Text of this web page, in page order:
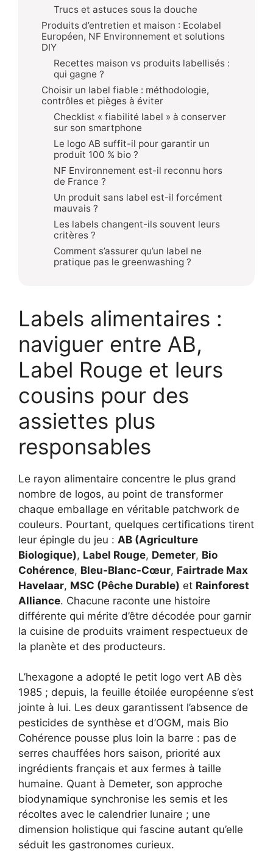
Trucs et astuces sous la douche
Produits d’entretien et maison : Ecolabel
Européen, NF Environnement et solutions
DIY
Recettes maison vs produits labellisés :
qui gagne ?
Choisir un label fiable : méthodologie,
contrôles et pièges à éviter
Checklist « fiabilité label » à conserver
sur son smartphone
Le logo AB suffit-il pour garantir un
produit 100 % bio ?
NF Environnement est-il reconnu hors
de France ?
Un produit sans label est-il forcément
mauvais ?
Les labels changent-ils souvent leurs
critères ?
Comment s’assurer qu’un label ne
pratique pas le greenwashing ?
Labels alimentaires :
naviguer entre AB,
Label Rouge et leurs
cousins pour des
assiettes plus
responsables
Le rayon alimentaire concentre le plus grand
nombre de logos, au point de transformer
chaque emballage en véritable patchwork de
couleurs. Pourtant, quelques certifications tirent
leur épingle du jeu : AB (Agriculture
Biologique), Label Rouge, Demeter, Bio
Cohérence, Bleu-Blanc-Cœur, Fairtrade Max
Havelaar, MSC (Pêche Durable) et Rainforest
Alliance. Chacune raconte une histoire
différente qui mérite d’être décodée pour garnir
la cuisine de produits vraiment respectueux de
la planète et des producteurs.
L’hexagone a adopté le petit logo vert AB dès
1985 ; depuis, la feuille étoilée européenne s’est
jointe à lui. Les deux garantissent l’absence de
pesticides de synthèse et d’OGM, mais Bio
Cohérence pousse plus loin la barre : pas de
serres chauffées hors saison, priorité aux
ingrédients français et aux fermes à taille
humaine. Quant à Demeter, son approche
biodynamique synchronise les semis et les
récoltes avec le calendrier lunaire ; une
dimension holistique qui fascine autant qu’elle
séduit les gastronomes curieux.